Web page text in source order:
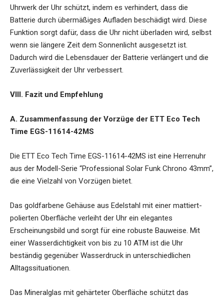
Uhrwerk der Uhr schützt, indem es verhindert, dass die
Batterie durch übermäßiges Aufladen beschädigt wird. Diese
Funktion sorgt dafür, dass die Uhr nicht überladen wird, selbst
wenn sie längere Zeit dem Sonnenlicht ausgesetzt ist.
Dadurch wird die Lebensdauer der Batterie verlängert und die
Zuverlässigkeit der Uhr verbessert.
VIII. Fazit und Empfehlung
A. Zusammenfassung der Vorzüge der ETT Eco Tech
Time EGS-11614-42MS
Die ETT Eco Tech Time EGS-11614-42MS ist eine Herrenuhr
aus der Modell-Serie “Professional Solar Funk Chrono 43mm”,
die eine Vielzahl von Vorzügen bietet.
Das goldfarbene Gehäuse aus Edelstahl mit einer mattiert-
polierten Oberfläche verleiht der Uhr ein elegantes
Erscheinungsbild und sorgt für eine robuste Bauweise. Mit
einer Wasserdichtigkeit von bis zu 10 ATM ist die Uhr
beständig gegenüber Wasserdruck in unterschiedlichen
Alltagssituationen.
Das Mineralglas mit gehärteter Oberfläche schützt das